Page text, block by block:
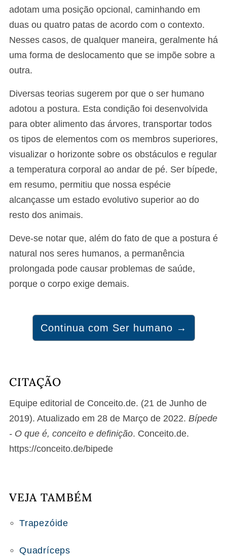
adotam uma posição opcional, caminhando em
duas ou quatro patas de acordo com o contexto.
Nesses casos, de qualquer maneira, geralmente há
uma forma de deslocamento que se impõe sobre a
outra.
Diversas teorias sugerem por que o ser humano
adotou a postura. Esta condição foi desenvolvida
para obter alimento das árvores, transportar todos
os tipos de elementos com os membros superiores,
visualizar o horizonte sobre os obstáculos e regular
a temperatura corporal ao andar de pé. Ser bípede,
em resumo, permitiu que nossa espécie
alcançasse um estado evolutivo superior ao do
resto dos animais.
Deve-se notar que, além do fato de que a postura é
natural nos seres humanos, a permanência
prolongada pode causar problemas de saúde,
porque o corpo exige demais.
Continua com Ser humano →
CITAÇÃO
Equipe editorial de Conceito.de. (21 de Junho de
2019). Atualizado em 28 de Março de 2022. Bípede
- O que é, conceito e definição. Conceito.de.
https://conceito.de/bipede
VEJA TAMBÉM
Trapezóide
Quadríceps